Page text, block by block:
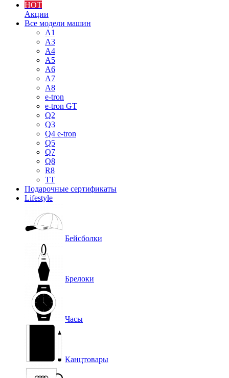
HOT
Акции
Все модели машин
A1
A3
A4
A5
A6
A7
A8
e-tron
e-tron GT
Q2
Q3
Q4 e-tron
Q5
Q7
Q8
R8
TT
Подарочные сертификаты
Lifestyle
Бейсболки
Брелоки
Часы
Канцтовары